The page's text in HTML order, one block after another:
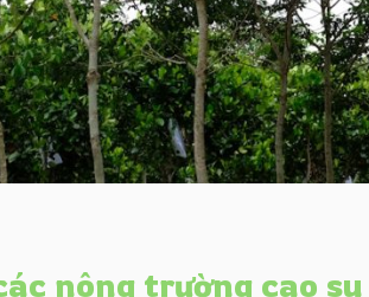
nông trường cao su